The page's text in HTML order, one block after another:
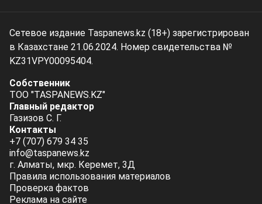
Сетевое издание Taspanews.kz (18+) зарегистрирован
в Казахстане 21.06.2024. Номер свидетельства №
KZ31VPY00095404.
Собственник
ТОО "TASPANEWS.KZ"
Главный редактор
Газизов С. Г.
Контакты
+7 (707) 679 34 35
info@taspanews.kz
г. Алматы, мкр. Керемет, 3Д
Правила использования материалов
Проверка фактов
Реклама на сайте